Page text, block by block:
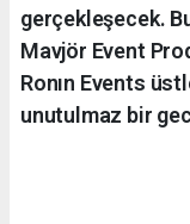
gerçekleşecek.
Mavjör Event
Ronın Events
unutulmaz bir